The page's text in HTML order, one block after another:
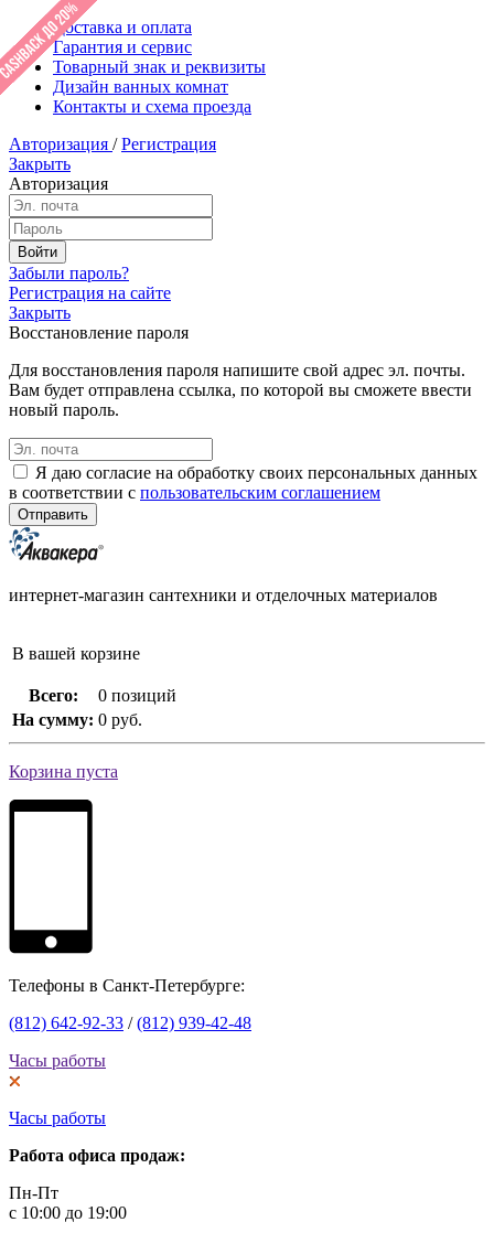
Доставка и оплата
Гарантия и сервис
Товарный знак и реквизиты
Дизайн ванных комнат
Контакты и схема проезда
Авторизация / Регистрация
Закрыть
Авторизация
Забыли пароль?
Регистрация на сайте
Закрыть
Восстановление пароля
Для восстановления пароля напишите свой адрес эл. почты.
Вам будет отправлена ссылка, по которой вы сможете ввести
новый пароль.
Я даю согласие на обработку своих персональных данных
в соответствии с пользовательским соглашением
интернет-магазин сантехники и отделочных материалов
В вашей корзине
Всего:
0 позиций
На сумму: 0 руб.
Корзина пуста
Телефоны в Санкт-Петербурге:
(812) 642-92-33 /(812) 939-42-48
Часы работы
Часы работы
Работа офиса продаж:
Пн-Пт
с 10:00 до 19:00